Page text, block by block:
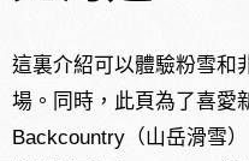
這裏介紹可以體驗粉雪和
場。同時，此頁為了喜愛
Backcountry（山岳滑雪